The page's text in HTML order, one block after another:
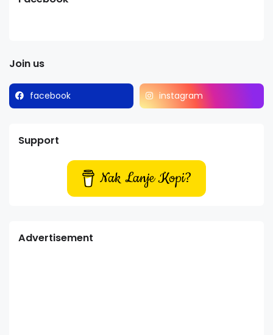
Join us
facebook instagram
Support
Nak Lanje Kopi?
Advertisement